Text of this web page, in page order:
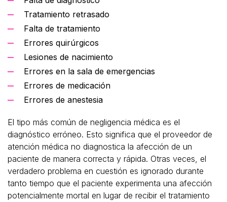
Tratamiento retrasado
Falta de tratamiento
Errores quirúrgicos
Lesiones de nacimiento
Errores en la sala de emergencias
Errores de medicación
Errores de anestesia
El tipo más común de negligencia médica es el
diagnóstico erróneo. Esto significa que el proveedor de
atención médica no diagnostica la afección de un
paciente de manera correcta y rápida. Otras veces, el
verdadero problema en cuestión es ignorado durante
tanto tiempo que el paciente experimenta una afección
potencialmente mortal en lugar de recibir el tratamiento